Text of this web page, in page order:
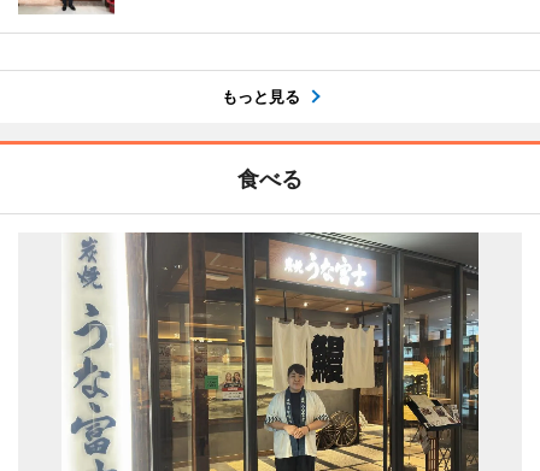
もっと見る
食べる